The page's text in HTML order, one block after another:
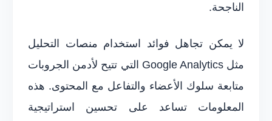
الناجحة.
لا يمكن تجاهل فوائد استخدام منصات التحليل
مثل Google Analytics التي تتيح لأدمن الجروبات
متابعة سلوك الأعضاء والتفاعل مع المحتوى. هذه
المعلومات تساعد على تحسين استراتيجية